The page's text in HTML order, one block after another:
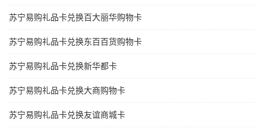
苏宁易购礼品卡兑换百大丽华购物卡
苏宁易购礼品卡兑换东百百货购物卡
苏宁易购礼品卡兑换新华都卡
苏宁易购礼品卡兑换大商购物卡
苏宁易购礼品卡兑换友谊商城卡